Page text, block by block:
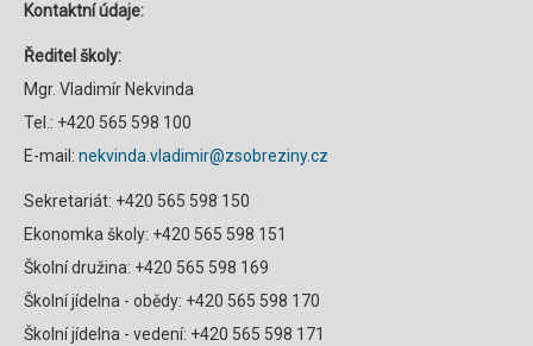
Kontaktní údaje:
Ředitel školy:
Mgr. Vladimír Nekvinda
Tel.: +420 565 598 100
E-mail: nekvinda.vladimir@zsobreziny.cz
Sekretariát: +420 565 598 150
Ekonomka školy: +420 565 598 151
Školní družina: +420 565 598 169
Školní jídelna - obědy: +420 565 598 170
Školní jídelna - vedení: +420 565 598 171